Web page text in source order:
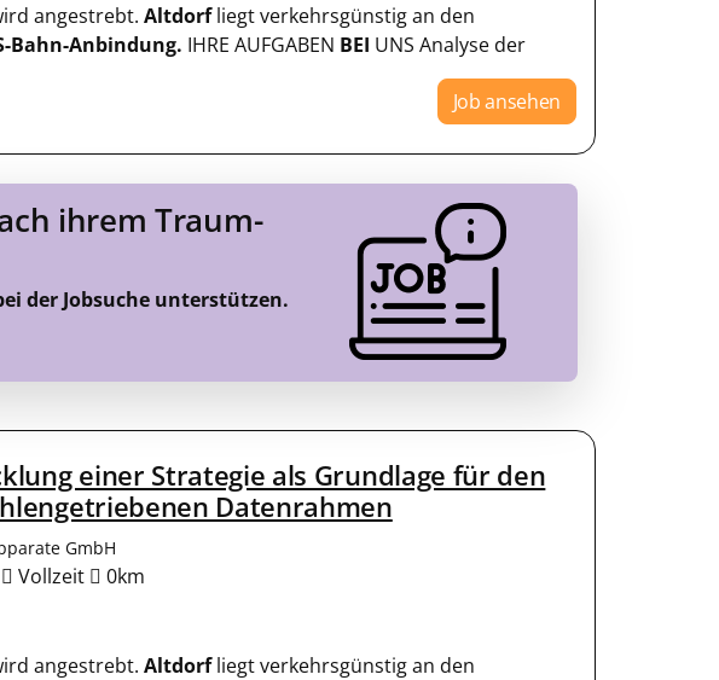
angestrebt. Altdorfliegt verkehrsgünstig an den
Bahn-Anbindung. IHRE AUFGABEN BEI UNS Analyse der
Job ansehen
ihrem Traum-
der Jobsuche unterstützen.
einer Strategie als Grundlage für den
Datenrahmen
GmbH
Vollzeit 0km
angestrebt. Altdorfliegt verkehrsgünstig an den